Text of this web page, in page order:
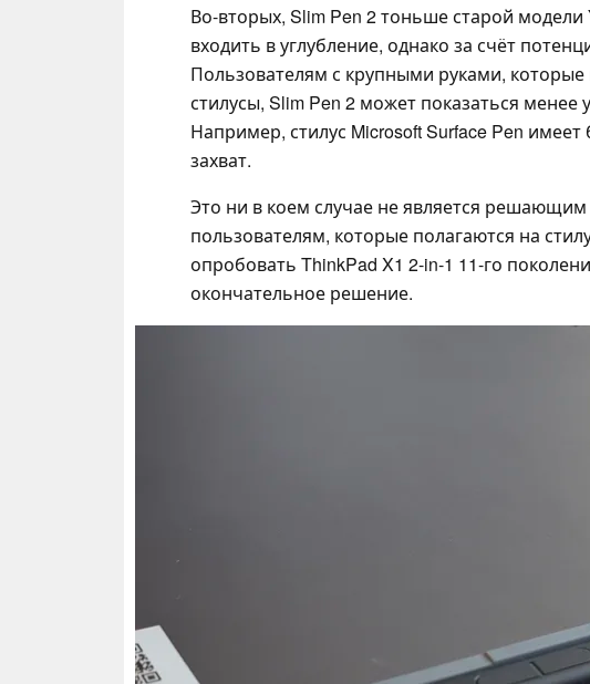
Во-вторых, Slim Pen 2 тоньше старой модели
входить в углубление, однако за счёт
Пользователям с крупными руками,
стилусы, Slim Pen 2 может показаться
Например, стилус Microsoft Surface Pen
захват.
Это ни в коем случае не является
пользователям, которые полагаются на
опробовать ThinkPad X1 2-in-1 11-го
окончательное решение.